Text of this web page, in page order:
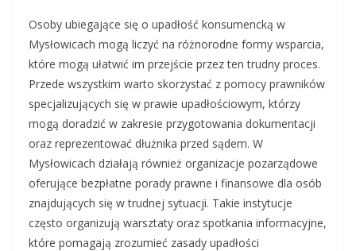
Osoby ubiegające się o upadłość konsumencką w
Mysłowicach mogą liczyć na różnorodne formy wsparcia,
które mogą ułatwić im przejście przez ten trudny proces.
Przede wszystkim warto skorzystać z pomocy prawników
specjalizujących się w prawie upadłościowym, którzy
mogą doradzić w zakresie przygotowania dokumentacji
oraz reprezentować dłużnika przed sądem. W
Mysłowicach działają również organizacje pozarządowe
oferujące bezpłatne porady prawne i finansowe dla osób
znajdujących się w trudnej sytuacji. Takie instytucje
często organizują warsztaty oraz spotkania informacyjne,
które pomagają zrozumieć zasady upadłości